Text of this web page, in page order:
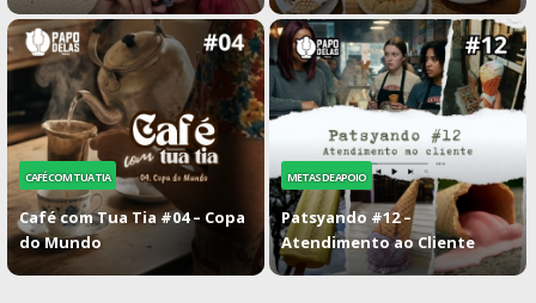
CAFÉ COM TUA TIA
Café com Tua Tia #04 – Copa
do Mundo
METAS DE APOIO
Patsyando #12 –
Atendimento ao Cliente